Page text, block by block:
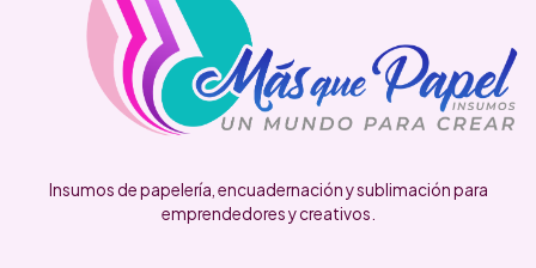
Insumos de papelería, encuadernación y sublimación para
emprendedores y creativos.